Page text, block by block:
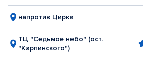
напротив Цирка
ТЦ "Седьмое небо" (ост.
"Карпинского")